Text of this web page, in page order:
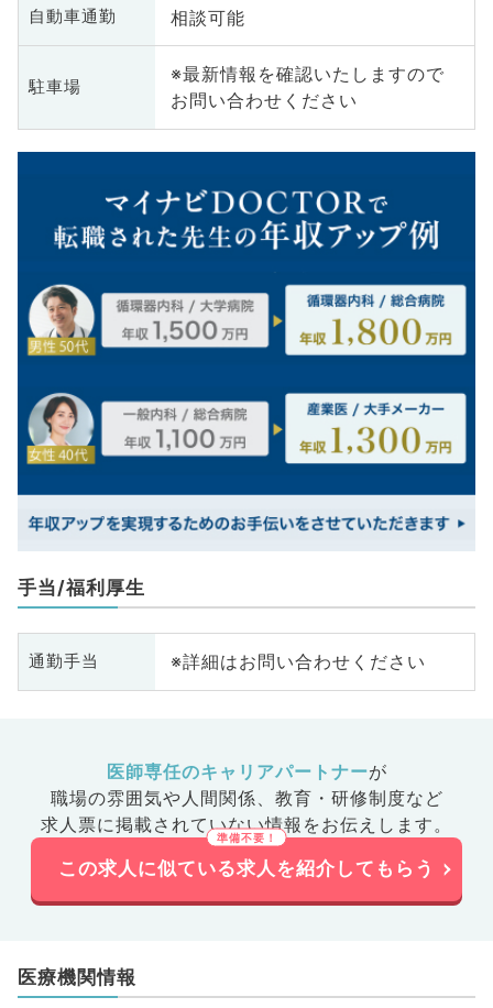
自動車通勤 相談可能
駐車場
※最新情報を確認いたしますので
お問い合わせください
手当/福利厚生
通勤手当 ※詳細はお問い合わせください
医師専任のキャリアパートナーが
職場の雰囲気や人間関係、 教育・研修制度など
求人票に掲載されていない情報をお伝えします。
この求人に似ている求人を紹介してもらう
医療機関情報